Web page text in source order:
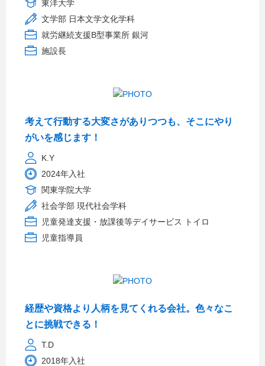
東洋大学
文学部 日本文学文化学科
就労継続支援B型事業所 銀河
施設長
考えて行動する大変さがありつつも、そこにやり
がいを感じます！
K.Y
2024年入社
関東学院大学
社会学部 現代社会学科
児童発達支援・放課後等デイサービス トイロ
児童指導員
経歴や資格より人柄を見てくれる会社。色々なこ
とに挑戦できる！
T.D
2018年入社